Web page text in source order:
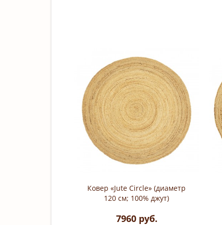
Ковер «Jute Circle» (диаметр
120 см; 100% джут)
7960 руб.